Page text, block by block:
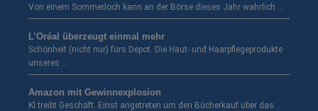
Von einem Sommerloch kann an der Börse dieses Jahr wahrlich …
L’Oréal überzeugt einmal mehr
Schönheit (nicht nur) fürs Depot. Die Haut- und Haarpflegeprodukte
unseres …
Amazon mit Gewinnexplosion
KI treibt Geschäft. Einst angetreten um den Bücherkauf über das …